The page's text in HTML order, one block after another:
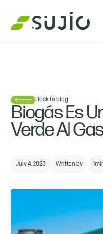
Back to blog
Biogás Es
Verde Al
July 4, 2023 Written by 1